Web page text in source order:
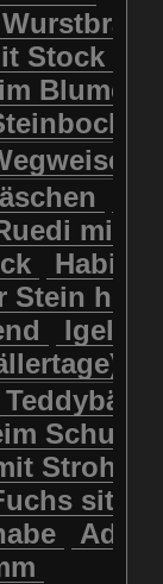
und
Kalb
Stock
mit
Stein
Igel
Strohut
Adler